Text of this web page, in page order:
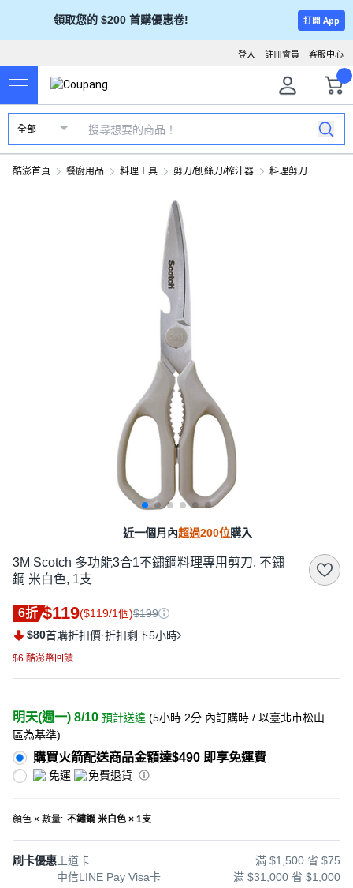
領取您的 $200 首購優惠卷! 打開 App
客服中心
註冊會員
登入
全部
酷澎首頁 餐廚用品 料理工具 剪刀/刨絲刀/榨汁器 料理剪刀
近一個月內超過200位購入
3M Scotch 多功能3合1不鏽鋼料理專用剪刀, 不鏽
鋼 米白色, 1支
6折 $119($119/1個)$199
$80首購折扣價·折扣剩下5小時
$6 酷澎幣回饋
明天(週一) 8/10 預計送達 (5小時 2分 內訂購時 / 以臺北市松山
區為基準)
購買火箭配送商品金額達$490 即享免運費
免運 免費退貨
顏色 × 數量: 不鏽鋼 米白色 × 1支
刷卡優惠王道卡
滿 $1,500 省 $75
中信LINE Pay Visa卡
滿 $31,000 省 $1,000